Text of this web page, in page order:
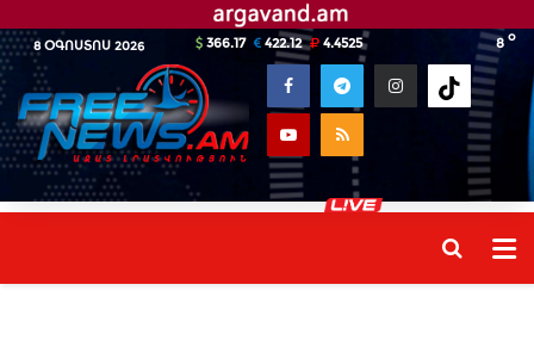
8 ՕԳՈՍՏՈՍ 2026 8 o
366.17 422.12 4.4525